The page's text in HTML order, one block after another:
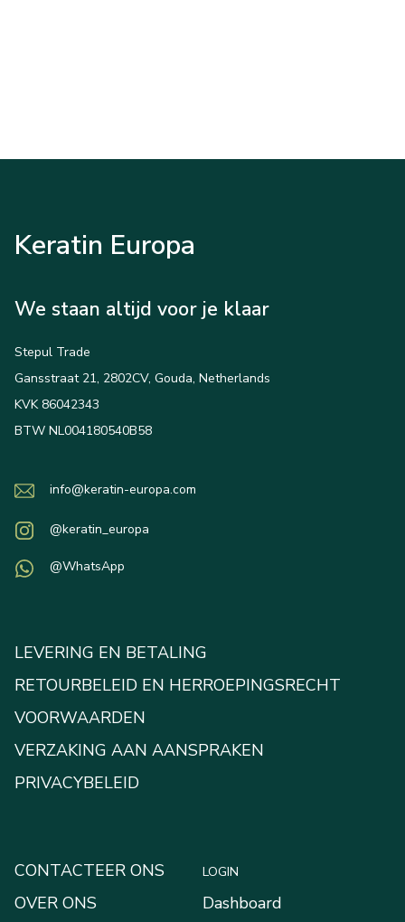
Keratin Europa
We staan altijd voor je klaar
Stepul Trade
Gansstraat 21, 2802CV, Gouda, Netherlands
KVK 86042343
BTW NL004180540B58
info@keratin-europa.com
@keratin_europa
@WhatsApp
LEVERING EN BETALING
RETOURBELEID EN HERROEPINGSRECHT
VOORWAARDEN
VERZAKING AAN AANSPRAKEN
PRIVACYBELEID
CONTACTEER ONS
OVER ONS
LOGIN
Dashboard